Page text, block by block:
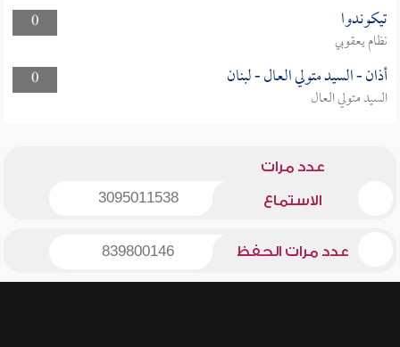
0
تيكوندوا
نظام يعقوبي
0
أذان - السيد متولي العال - لبنان
السيد متولي العال
عدد مرات
الاستماع 3095011538
عدد مرات الحفظ 839800146